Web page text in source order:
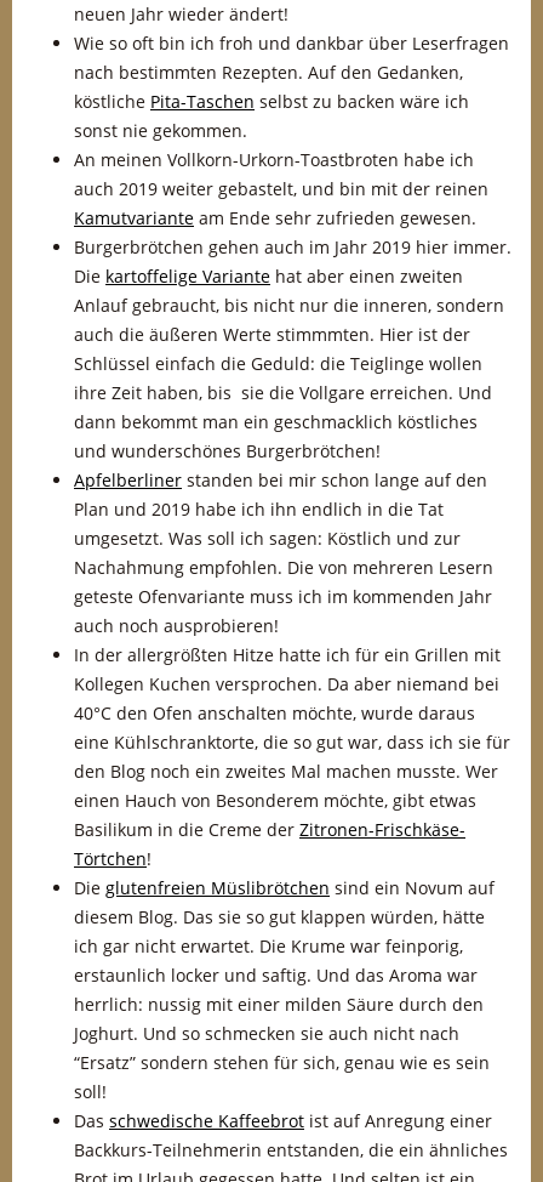
neuen Jahr wieder ändert!
Wie so oft bin ich froh und dankbar über Leserfragen
nach bestimmten Rezepten. Auf den Gedanken,
köstliche Pita-Taschen selbst zu backen wäre ich
sonst nie gekommen.
An meinen Vollkorn-Urkorn-Toastbroten habe ich
auch 2019 weiter gebastelt, und bin mit der reinen
Kamutvariante am Ende sehr zufrieden gewesen.
Burgerbrötchen gehen auch im Jahr 2019 hier immer.
Die kartoffelige Variante hat aber einen zweiten
Anlauf gebraucht, bis nicht nur die inneren, sondern
auch die äußeren Werte stimmmten. Hier ist der
Schlüssel einfach die Geduld: die Teiglinge wollen
ihre Zeit haben, bis sie die Vollgare erreichen. Und
dann bekommt man ein geschmacklich köstliches
und wunderschönes Burgerbrötchen!
Apfelberliner standen bei mir schon lange auf den
Plan und 2019 habe ich ihn endlich in die Tat
umgesetzt. Was soll ich sagen: Köstlich und zur
Nachahmung empfohlen. Die von mehreren Lesern
geteste Ofenvariante muss ich im kommenden Jahr
auch noch ausprobieren!
In der allergrößten Hitze hatte ich für ein Grillen mit
Kollegen Kuchen versprochen. Da aber niemand bei
40°C den Ofen anschalten möchte, wurde daraus
eine Kühlschranktorte, die so gut war, dass ich sie für
den Blog noch ein zweites Mal machen musste. Wer
einen Hauch von Besonderem möchte, gibt etwas
Basilikum in die Creme der Zitronen-Frischkäse-
Törtchen!
Die glutenfreien Müslibrötchen sind ein Novum auf
diesem Blog. Das sie so gut klappen würden, hätte
ich gar nicht erwartet. Die Krume war feinporig,
erstaunlich locker und saftig. Und das Aroma war
herrlich: nussig mit einer milden Säure durch den
Joghurt. Und so schmecken sie auch nicht nach
“Ersatz” sondern stehen für sich, genau wie es sein
soll!
Das schwedische Kaffeebrot ist auf Anregung einer
Backkurs-Teilnehmerin entstanden, die ein ähnliches